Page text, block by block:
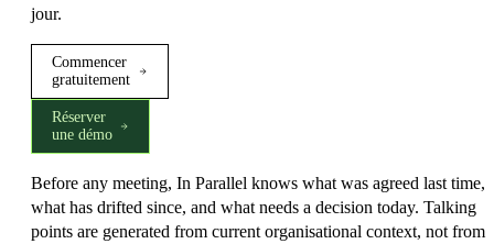
jour.
Commencer
gratuitement
Réserver
une démo
Before any meeting, In Parallel knows what was agreed last time,
what has drifted since, and what needs a decision today. Talking
points are generated from current organisational context, not from